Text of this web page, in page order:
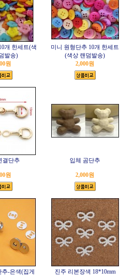
개 한세트(색
발송)
원
미니 원형단추 10개 한세트
(색상 랜덤발송)
2,000원
결단추
원
입체 곰단추
2,000원
추-은색(집게
진주 리본장색 18*10mm